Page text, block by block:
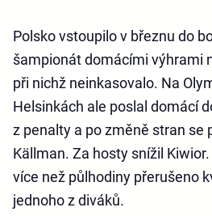
Polsko vstoupilo v březnu do
šampionát domácími výhrami
při nichž neinkasovalo. Na
Helsinkách ale poslal domácí
z penalty a po změně stran se
Källman. Za hosty snížil
více než půlhodiny přerušeno
jednoho z diváků.